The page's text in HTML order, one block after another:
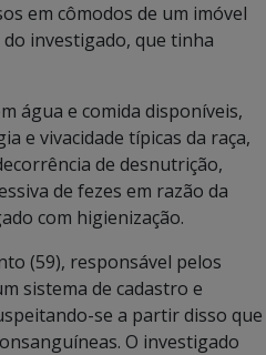
em cômodos de um imóvel
investigado, que tinha
água e comida disponíveis,
e vivacidade típicas da raça,
de desnutrição,
de fezes em razão da
com higienização.
(59), responsável pelos
sistema de cadastro e
se a partir disso que
O investigado